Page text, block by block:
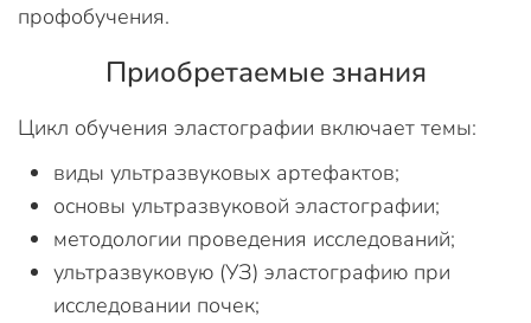
профобучения.
Приобретаемые знания
Цикл обучения эластографии включает темы:
виды ультразвуковых артефактов;
основы ультразвуковой эластографии;
методологии проведения исследований;
ультразвуковую (УЗ) эластографию при
исследовании почек;